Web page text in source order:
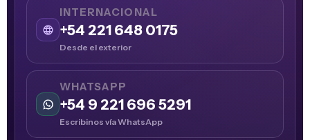
INTERNACIONAL
+54 221 648 0175
Desde el exterior
WHATSAPP
+54 9 221 696 5291
Escribinos vía WhatsApp